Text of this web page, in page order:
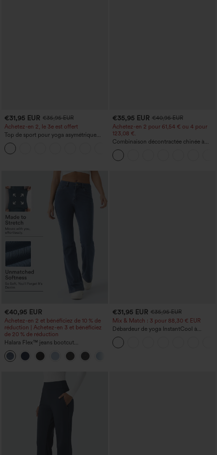
€31,95 EUR €35,95 EUR
Achetez-en 2, le 3e est offert
Top de sport pour yoga asymétrique
(une épaule) à manches longues avec
ouverture pour le pouce, ourlet arrondi
haut-bas, séchage rapide, soutien-gorge
€35,95 EUR €40,95 EUR
Achetez-en 2 pour 61,54 € ou 4 pour
123,08 €.
Combinaison décontractée chinée à
bretelles réglables, fronces et jambes
larges, avec poches — facile comme
tout
€40,95 EUR
Achetez-en 2 et bénéficiez de 10 % de
réduction | Achetez-en 3 et bénéficiez
de 20 % de réduction
Halara Flex™ jeans bootcut
décontractés, taille mi-haute, avec
poches
€31,95 EUR €35,95 EUR
Mix & Match : 3 pour 88,30 € EUR
Débardeur de yoga InstantCool à
encolure en U et ourlet arrondi –
UPF50+